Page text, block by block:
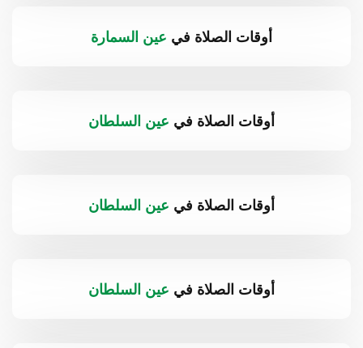
أوقات الصلاة في عين السمارة
أوقات الصلاة في عين السلطان
أوقات الصلاة في عين السلطان
أوقات الصلاة في عين السلطان